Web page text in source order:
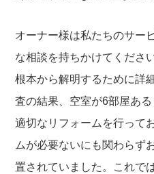
オーナー様は私たちのサー
な相談を持ちかけてくださ
根本から解明するために詳
査の結果、空室が6部屋あ
適切なリフォームを行って
ムが必要ないにも関わらず
置されていました。これで